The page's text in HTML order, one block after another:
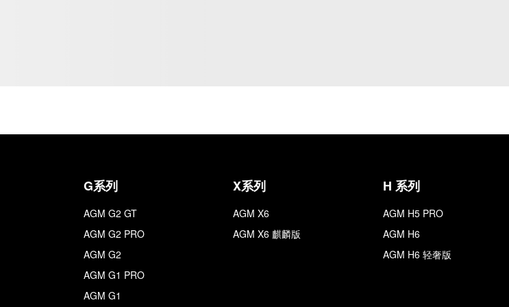
G系列
AGM G2 GT
AGM G2 PRO
AGM G2
AGM G1 PRO
AGM G1
X系列
AGM X6
AGM X6 麒麟版
H 系列
AGM H5 PRO
AGM H6
AGM H6 轻奢版